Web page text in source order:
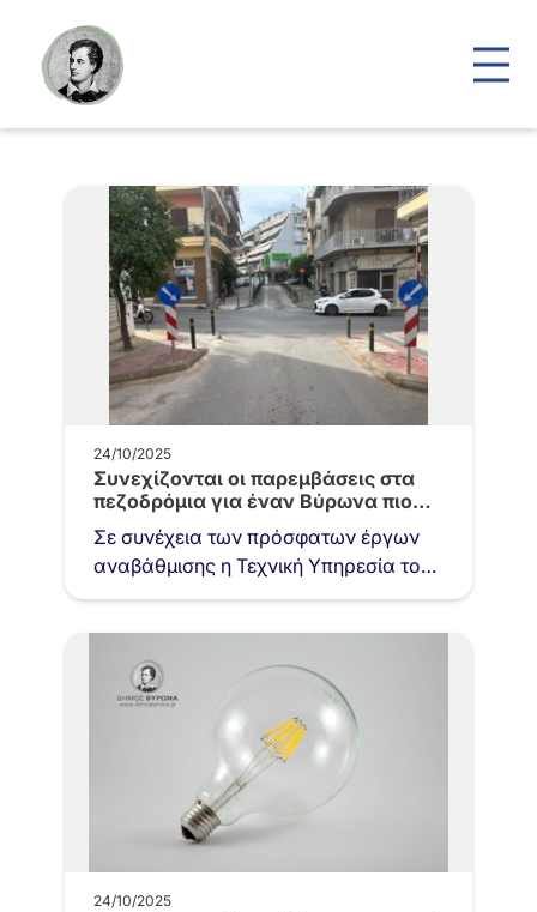
24/10/2025
Συνεχίζονται οι παρεμβάσεις στα
πεζοδρόμια για έναν Βύρωνα πιο
ασφαλή!
Σε συνέχεια των πρόσφατων έργων
αναβάθμισης η Τεχνική Υπηρεσία του
Δήμου Βύρωνα ολοκλήρωσε 5 νέες
24/10/2025